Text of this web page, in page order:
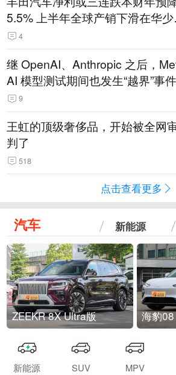
5.5% 上半年全球产销下滑在华
14.3万辆
4
继 OpenAI、Anthropic 之后，
AI 模型测试期间也发生“越界”事件
9
王虹的顶级奢侈品，开始被全网
判了
518
点击查看更多
汽车 新能源
ZEEKR 8X Ultra版 海豹
新能源 SUV MPV